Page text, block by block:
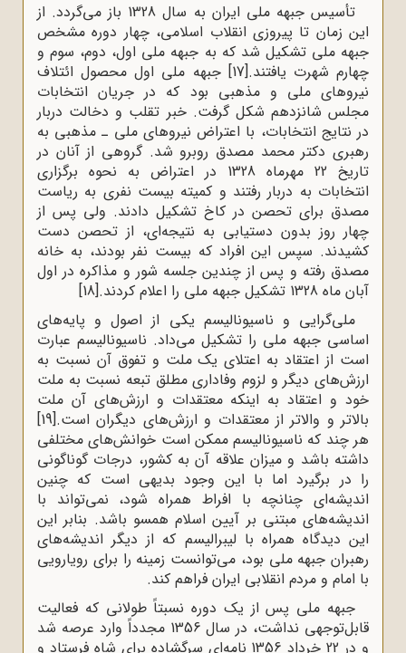
تأسیس جبهه ملی ایران به سال 1328 باز می‌گردد. از
این زمان تا پیروزی انقلاب اسلامی، چهار دوره مشخص
جبهه ملی تشکیل شد که به جبهه ملی اول، دوم، سوم و
چهارم شهرت یافتند.[17]
جبهه ملی اول محصول ائتلاف
نیروهای ملی و مذهبی بود که در جریان انتخابات
مجلس شانزدهم شکل گرفت. خبر تقلب و دخالت دربار
در نتایج انتخابات، با اعتراض نیروهای ملی ـ مذهبی به
رهبری دکتر محمد مصدق روبرو شد. گروهی از آنان در
تاریخ 22 مهرماه 1328 در اعتراض به نحوه برگزاری
انتخابات به دربار رفتند و کمیته‌ بیست نفری به ریاست
مصدق برای تحصن در کاخ تشکیل دادند. ولی پس از
چهار روز بدون دستیابی به نتیجه‌ای، از تحصن دست
کشیدند. سپس این افراد که بیست نفر بودند، به خانه
مصدق رفته و پس از چندین جلسه شور و مذاکره در اول
آبان ‌ماه 1328 تشکیل جبهه ملی را اعلام کردند.
[18]
ملی‌‌گرایی و ناسیونالیسم یکی از اصول و پایه‌های
اساسی جبهه‌ ملی را تشکیل می‌داد. ناسیونالیسم عبارت
است از اعتقاد به اعتلای یک ملت و تفوق آن نسبت به
ارزش‌های دیگر و لزوم وفاداری مطلق تبعه نسبت به ملت
خود و اعتقاد به اینکه معتقدات و ارزش‌های آن ملت
بالاتر و والاتر از معتقدات و ارزش‌های دیگران است.[19]
هر چند که ناسیونالیسم ممکن است خوانش‌های مختلفی
داشته باشد و میزان علاقه آن به کشور، درجات گوناگونی
را در برگیرد اما با این وجود بدیهی است که چنین
اندیشه‌ای چنانچه با افراط همراه شود، نمی‌تواند با
اندیشه‌های مبتنی بر آیین اسلام همسو باشد. بنابر این
این دیدگاه همراه با لیبرالیسم که از دیگر اندیشه‌های
رهبران جبهه ملی بود، می‌توانست زمینه را برای رویارویی
با امام و مردم انقلابی ایران فراهم کند.
جبهه ملی پس از یک دوره نسبتاً طولانی که فعالیت
قابل‌توجهی نداشت، در سال 1356 مجدداً وارد عرصه شد
و در 22 خرداد 1356 نامه‌ای سرگشاده برای شاه فرستاد و